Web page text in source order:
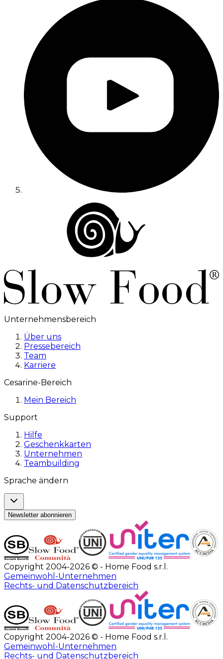
Unternehmensbereich
Über uns
Pressebereich
Team
Karriere
Cesarine-Bereich
Mein Bereich
Support
Hilfe
Geschenkkarten
Unternehmen
Teambuilding
Sprache ändern
Newsletter abonnieren
Copyright 2004-2026 © - Home Food s.r.l.
Gemeinwohl-Unternehmen
Rechts- und Datenschutzbereich
Copyright 2004-2026 © - Home Food s.r.l.
Gemeinwohl-Unternehmen
Rechts- und Datenschutzbereich